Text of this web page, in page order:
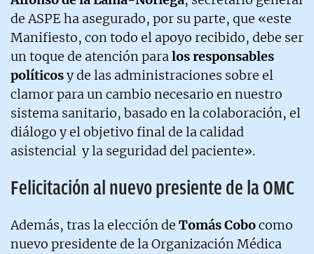
de ASPE ha asegurado, por su parte, que «este
Manifiesto, con todo el apoyo recibido, debe ser
un toque de atención paralos responsables
políticosy de las administraciones sobre el
clamor para un cambio necesario en nuestro
sistema sanitario, basado en la colaboración, el
diálogo y el objetivo final de la calidad
asistencial y la seguridad del paciente».
Felicitación al nuevo presiente de la OMC
Además, tras la elección de Tomás Cobocomo
nuevo presidente de la Organización Médica